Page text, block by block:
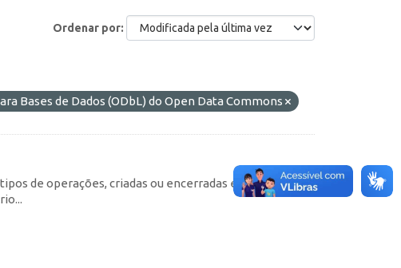
Ordenar por
Bases de Dados (ODbL) do Open Data Commons
de operações, criadas ou encerradas em cada